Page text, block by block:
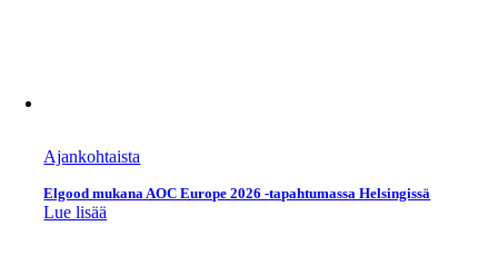
Ajankohtaista
Elgood mukana AOC Europe 2026 -tapahtumassa Helsingissä
Lue lisää